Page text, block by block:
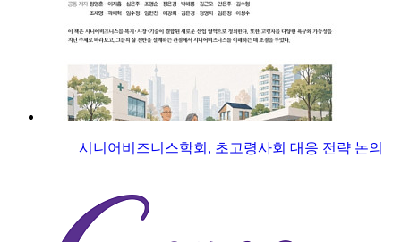
시니어비즈니스학회, 초고령사회 대응 전략 논의